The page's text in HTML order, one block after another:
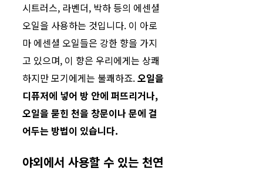
시트러스, 라벤더, 박하 등의 에센셜
오일을 사용하는 것입니다. 이 아로
마 에센셜 오일들은 강한 향을 가지
고 있으며, 이 향은 우리에게는 상쾌
하지만 모기에게는 불쾌하죠.오일을
디퓨저에 넣어 방 안에 퍼뜨리거나,
오일을 묻힌 천을 창문이나 문에 걸
어두는 방법이 있습니다.
야외에서 사용할 수 있는 천연